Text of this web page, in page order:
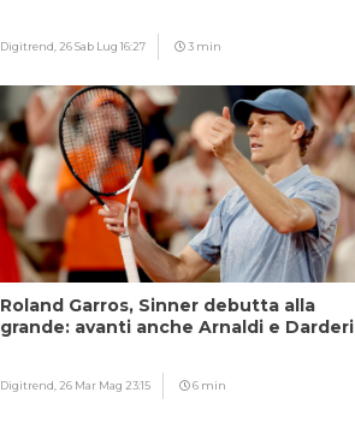
Digitrend, 26 Sab Lug 16:27 3 min
Roland Garros, Sinner debutta alla
grande: avanti anche Arnaldi e Darderi
Digitrend, 26 Mar Mag 23:15 6 min